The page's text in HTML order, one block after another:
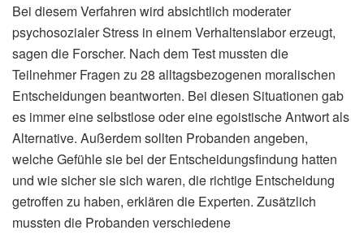
Bei diesem Verfahren wird absichtlich moderater
psychosozialer Stress in einem Verhaltenslabor erzeugt,
sagen die Forscher. Nach dem Test mussten die
Teilnehmer Fragen zu 28 alltagsbezogenen moralischen
Entscheidungen beantworten. Bei diesen Situationen gab
es immer eine selbstlose oder eine egoistische Antwort als
Alternative. Außerdem sollten Probanden angeben,
welche Gefühle sie bei der Entscheidungsfindung hatten
und wie sicher sie sich waren, die richtige Entscheidung
getroffen zu haben, erklären die Experten. Zusätzlich
mussten die Probanden verschiedene